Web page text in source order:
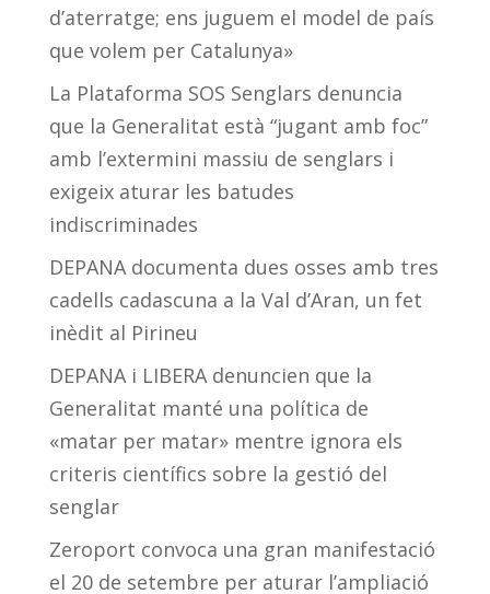
d’aterratge; ens juguem el model de país
que volem per Catalunya»
La Plataforma SOS Senglars denuncia
que la Generalitat està “jugant amb foc”
amb l’extermini massiu de senglars i
exigeix aturar les batudes
indiscriminades
DEPANA documenta dues osses amb tres
cadells cadascuna a la Val d’Aran, un fet
inèdit al Pirineu
DEPANA i LIBERA denuncien que la
Generalitat manté una política de
«matar per matar» mentre ignora els
criteris científics sobre la gestió del
senglar
Zeroport convoca una gran manifestació
el 20 de setembre per aturar l’ampliació